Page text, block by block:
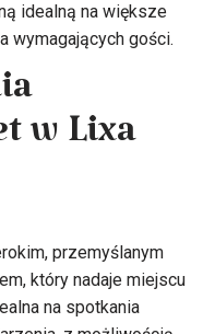
idealną na większe
wymagających gości.
w Lixa
przemyślanym
który nadaje miejscu
na spotkania